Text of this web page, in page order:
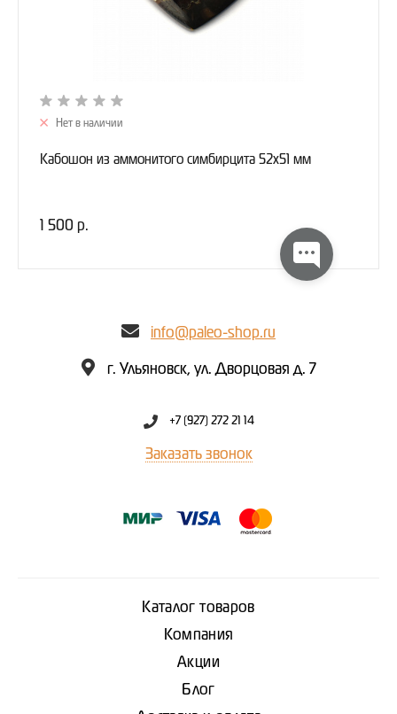
Нет в наличии
Кабошон из аммонитого симбирцита 52х51 мм
1 500 р.
info@paleo-shop.ru
г. Ульяновск, ул. Дворцовая д. 7
+7 (927) 272 21 14
Заказать звонок
Каталог товаров
Компания
Акции
Блог